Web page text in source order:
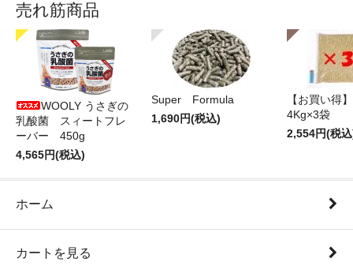
売れ筋商品
WOOLY うさぎの
乳酸菌 スィートフレ
ーバー 450g
4,565円(税込)
Super Formula
1,690円(税込)
【お買い得
4Kg×3袋
2,554円(税
ホーム
カートを見る